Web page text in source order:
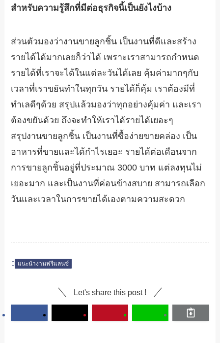
สำหรับความรู้สึกที่มีต่อธุรกิจนี้เป็นยังไงบ้าง
ส่วนตัวมองว่างานขายลูกชิ้น เป็นงานที่ดีและสร้าง
รายได้ได้มากเลยก็ว่าได้ เพราะเราสามารถกำหนด
รายได้ที่เราจะได้ในแต่ละวันได้เลย คุ้มค่ามากๆกับ
เวลาที่เราขยันทำในทุกวัน รายได้ก็คุ้ม เราต้องมีที่
ทำเลดีๆด้วย สรุปแล้วมองว่าทุกอย่างคุ้มค่า และเรา
ต้องขยันด้วย ถึงจะทำให้เราได้รายได้เยอะๆ
สรุปงานขายลูกชิ้น เป็นงานที่ซื้อง่ายขายคล่อง เป็น
อาหารที่ขายและได้กำไรเยอะ รายได้ต่อเดือนจาก
การขายลูกชิ้นอยู่ที่ประมาณ 3000 บาท แต่ลงทุนไม่
เยอะมาก และเป็นงานที่ค่อนข้างสบาย สามารถเลือก
วันและเวลาในการขายได้เองตามความสะดวก
แนะนำงานฟรีแลนซ์
Let's share this post !